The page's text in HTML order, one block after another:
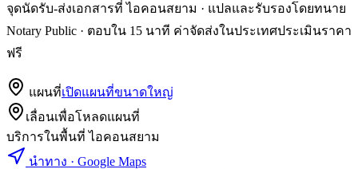
จุดนัดรับ-ส่งเอกสารที่ ไอคอนสยาม · แปลและรับรองโดยทนาย
Notary Public · ตอบใน 15 นาที ค่าจัดส่งในประเทศประเมินราคา
ฟรี
แผนที่เปิดแผนที่ขนาดใหญ่
เลื่อนเพื่อโหลดแผนที่
บริการในพื้นที่ ไอคอนสยาม
นำทาง · Google Maps